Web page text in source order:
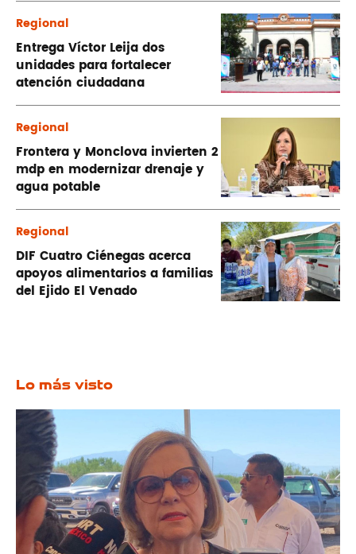
Regional
Entrega Víctor Leija dos
unidades para fortalecer
atención ciudadana
Regional
Frontera y Monclova invierten 2
mdp en modernizar drenaje y
agua potable
Regional
DIF Cuatro Ciénegas acerca
apoyos alimentarios a familias
del Ejido El Venado
Lo más visto